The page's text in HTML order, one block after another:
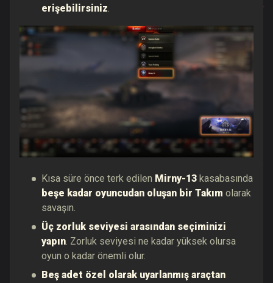
erişebilirsiniz.
Kısa süre önce terk edilen Mirny-13 kasabasında
beşe kadar oyuncudan oluşan bir Takım olarak
savaşın.
Üç zorluk seviyesi arasından seçiminizi
yapın. Zorluk seviyesi ne kadar yüksek olursa
oyun o kadar önemli olur.
Beş adet özel olarak uyarlanmış araçtan